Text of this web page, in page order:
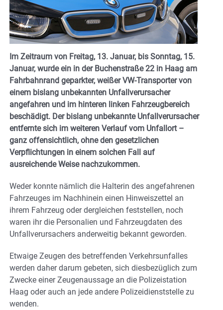
Im Zeitraum von Freitag, 13. Januar, bis Sonntag, 15.
Januar, wurde ein in der Buchenstraße 22 in Haag am
Fahrbahnrand geparkter, weißer VW-Transporter von
einem bislang unbekannten Unfallverursacher
angefahren und im hinteren linken Fahrzeugbereich
beschädigt. Der bislang unbekannte Unfallverursacher
entfernte sich im weiteren Verlauf vom Unfallort –
ganz offensichtlich, ohne den gesetzlichen
Verpflichtungen in einem solchen Fall auf
ausreichende Weise nachzukommen.
Weder konnte nämlich die Halterin des angefahrenen
Fahrzeuges im Nachhinein einen Hinweiszettel an
ihrem Fahrzeug oder dergleichen feststellen, noch
waren ihr die Personalien und Fahrzeugdaten des
Unfallverursachers anderweitig bekannt geworden.
Etwaige Zeugen des betreffenden Verkehrsunfalles
werden daher darum gebeten, sich diesbezüglich zum
Zwecke einer Zeugenaussage an die Polizeistation
Haag oder auch an jede andere Polizeidienststelle zu
wenden.